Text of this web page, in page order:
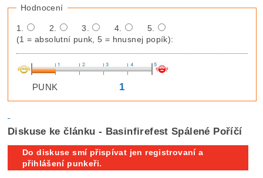
Hodnocení
1. 2. 3. 4.
5.
(1 = absolutní punk, 5 = hnusnej popík):
PUNK 1
Diskuse ke článku - Basinfirefest Spálené Poříčí
Do diskuse smí přispívat jen registrovaní a
přihlášení punkeři.